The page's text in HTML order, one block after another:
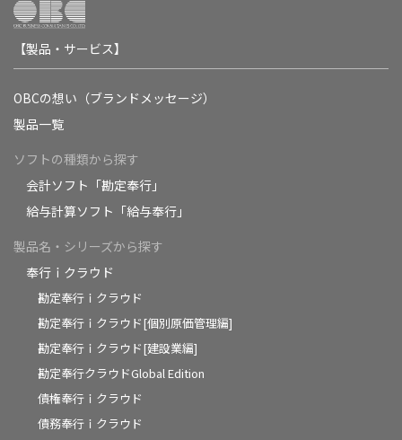
【製品・サービス】
OBCの想い（ブランドメッセージ）
製品一覧
ソフトの種類から探す
会計ソフト「勘定奉行」
給与計算ソフト「給与奉行」
製品名・シリーズから探す
奉行ｉクラウド
勘定奉行ｉクラウド
勘定奉行ｉクラウド[個別原価管理編]
勘定奉行ｉクラウド[建設業編]
勘定奉行クラウドGlobal Edition
債権奉行ｉクラウド
債務奉行ｉクラウド